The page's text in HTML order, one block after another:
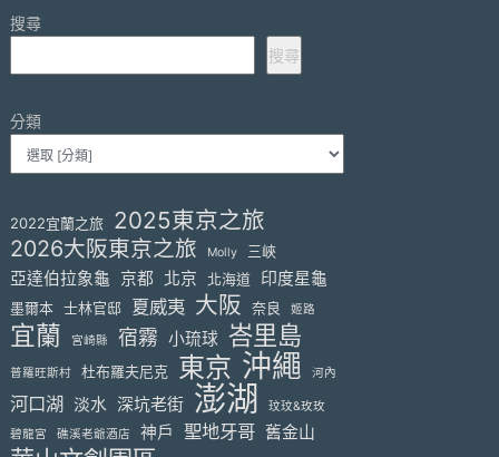
搜尋
搜尋
分類
2022宜蘭之旅 2025東京之旅
2026大阪東京之旅 Molly 三峽
亞達伯拉象龜 京都 北京 北海道 印度星龜
墨爾本 士林官邸 夏威夷 大阪 奈良 姬路
宜蘭 宮崎縣 宿霧 小琉球 峇里島
普羅旺斯村 杜布羅夫尼克 東京 沖繩 河內
河口湖 淡水 深坑老街 澎湖
玟玟&玫玫
碧龍宮
礁溪老爺酒店 神戶 聖地牙哥 舊金山